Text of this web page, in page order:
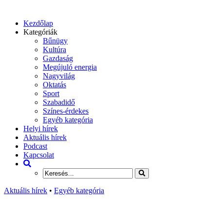
Kezdőlap
Kategóriák
Bűnügy
Kultúra
Gazdaság
Megújuló energia
Nagyvilág
Oktatás
Sport
Szabadidő
Színes-érdekes
Egyéb kategória
Helyi hírek
Aktuális hírek
Podcast
Kapcsolat
Aktuális hírek • Egyéb kategória